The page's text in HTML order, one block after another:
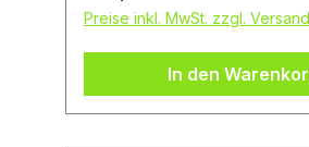
Preise inkl. MwSt. zzgl.
In den